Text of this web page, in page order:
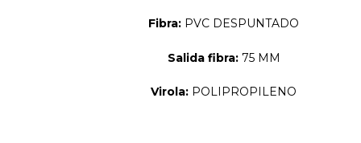
Fibra: PVC DESPUNTADO
Salida fibra: 75 MM
Virola: POLIPROPILENO